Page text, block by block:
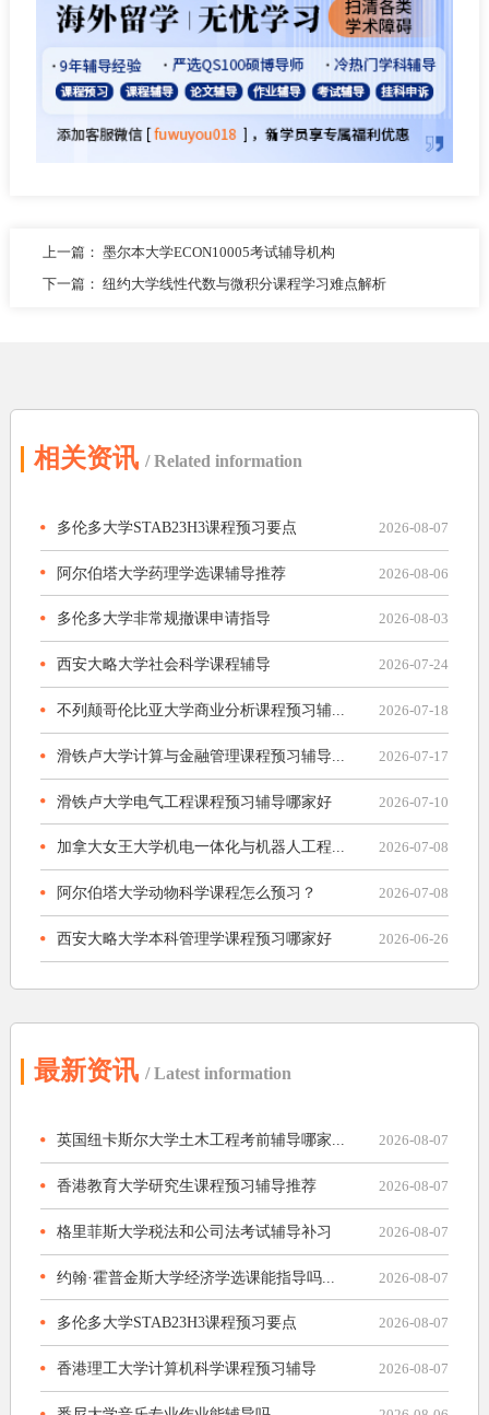
上一篇： 墨尔本大学ECON10005考试辅导机构
下一篇： 纽约大学线性代数与微积分课程学习难点解析
相关资讯 / Related information
多伦多大学STAB23H3课程预习要点 2026-08-07
阿尔伯塔大学药理学选课辅导推荐 2026-08-06
多伦多大学非常规撤课申请指导 2026-08-03
西安大略大学社会科学课程辅导 2026-07-24
不列颠哥伦比亚大学商业分析课程预习辅... 2026-07-18
滑铁卢大学计算与金融管理课程预习辅导... 2026-07-17
滑铁卢大学电气工程课程预习辅导哪家好 2026-07-10
加拿大女王大学机电一体化与机器人工程... 2026-07-08
阿尔伯塔大学动物科学课程怎么预习？ 2026-07-08
西安大略大学本科管理学课程预习哪家好 2026-06-26
最新资讯 / Latest information
英国纽卡斯尔大学土木工程考前辅导哪家... 2026-08-07
香港教育大学研究生课程预习辅导推荐 2026-08-07
格里菲斯大学税法和公司法考试辅导补习 2026-08-07
约翰·霍普金斯大学经济学选课能指导吗... 2026-08-07
多伦多大学STAB23H3课程预习要点 2026-08-07
香港理工大学计算机科学课程预习辅导 2026-08-07